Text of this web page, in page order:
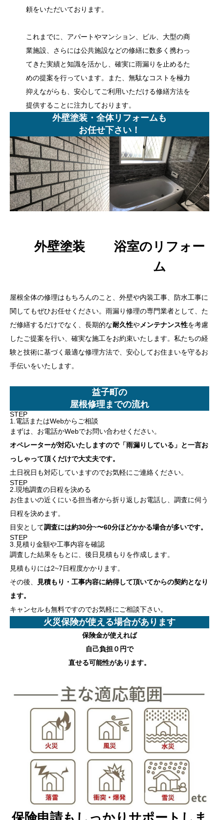
頼をいただいております。
これまでに、アパートやマンション、ビル、大型の商
業施設、さらには公共施設などの修繕に数多く携わっ
てきた実績と知識を活かし、確実に雨漏りを止めるた
めの提案を行っています。また、無駄なコストを極力
抑えながらも、安心してご利用いただける修繕方法を
提供することに注力しております。
外壁塗装・全体リフォームも
お任せ下さい！
外壁塗装
浴室のリフォー
ム
屋根全体の修理はもちろんのこと、外壁や内装工事、防水工事に
関してもぜひお任せください。雨漏り修理の専門業者として、た
だ修繕するだけでなく、長期的な耐久性やメンテナンス性を考慮
したご提案を行い、確実な施工をお約束いたします。私たちの経
験と技術に基づく最適な修理方法で、安心してお住まいを守るお
手伝いをいたします。
益子町の
屋根修理までの流れ
STEP
1.電話またはWebからご相談
まずは、お電話かWebでお問い合わせください。
オペレーターが対応いたしますので「雨漏りしている」と一言お
っしゃって頂くだけで大丈夫です。
土日祝日も対応していますのでお気軽にご連絡ください。
STEP
2.現地調査の日程を決める
お住まいの近くにいる担当者から折り返しお電話し、調査に伺う
日程を決めます。
目安として調査には約30分~〜60分ほどかかる場合が多いです。
STEP
3.見積り金額や工事内容を確認
調査した結果をもとに、後日見積もりを作成します。
見積もりには2~7日程度かかります。
その後、
見積もり・工事内容に納得して頂いてからの契約となり
ます。
キャンセルも無料ですのでお気軽にご相談下さい。
火災保険が使える場合があります
保険金が使えれば
自己負担０円で
直せる可能性があります。